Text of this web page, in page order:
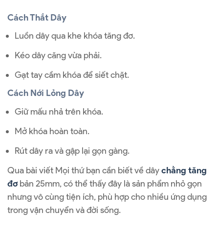
Cách Thắt Dây
Luồn dây qua khe khóa tăng đơ.
Kéo dây căng vừa phải.
Gạt tay cầm khóa để siết chặt.
Cách Nới Lỏng Dây
Giữ mấu nhả trên khóa.
Mở khóa hoàn toàn.
Rút dây ra và gập lại gọn gàng.
Qua bài viết Mọi thứ bạn cần biết về dâychằng tăng
đơbản 25mm, có thể thấy đây là sản phẩm nhỏ gọn
nhưng vô cùng tiện ích, phù hợp cho nhiều ứng dụng
trong vận chuyển và đời sống.